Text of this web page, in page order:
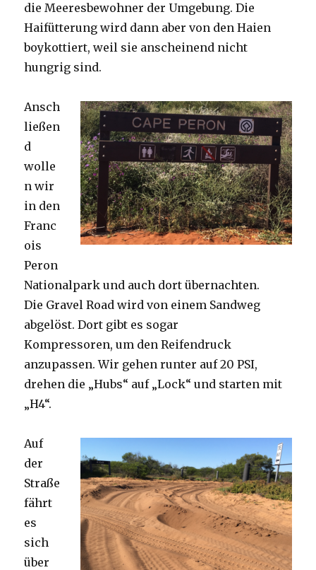
die Meeresbewohner der Umgebung. Die
Haifütterung wird dann aber von den Haien
boykottiert, weil sie anscheinend nicht
hungrig sind.
Ansch
ließen
d
wolle
n wir
in den
Franc
ois
Peron
Nationalpark und auch dort übernachten.
Die Gravel Road wird von einem Sandweg
abgelöst. Dort gibt es sogar
Kompressoren, um den Reifendruck
anzupassen. Wir gehen runter auf 20 PSI,
drehen die „Hubs“ auf „Lock“ und starten mit
„H4“.
Auf
der
Straße
fährt
es
sich
über